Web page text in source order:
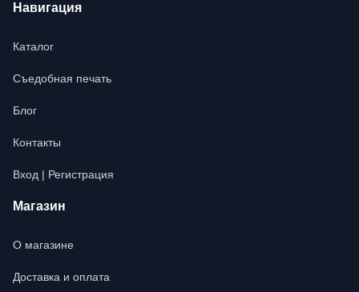
Навигация
Каталог
Съедобная печать
Блог
Контакты
Вход | Регистрация
Магазин
О магазине
Доставка и оплата